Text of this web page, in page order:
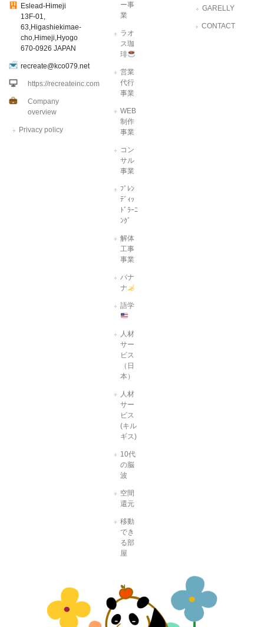
Eslead-Himeji
13F-01,
63,Higashiekimae-
cho,Himeji,Hyogo
670-0926 JAPAN
recreate@kco079.net
https://recreateinc.com
Company
overview
Privacy policy
ー事
業
ラオ
ス珈
琲
営業
代行
事業
WEB
制作
事業
コン
サル
事業
ﾌﾞﾚﾝ
ﾃﾞｨｯ
ﾄﾞﾗｰﾆ
ﾝｸﾞ
解体
工事
事業
バナ
ナ
語学
人材
サー
ビス
（日
本）
人材
サー
ビス
(キル
ギス)
10代
の脳
波
空間
還元
移動
でき
る部
屋
GARELLY
CONTACT